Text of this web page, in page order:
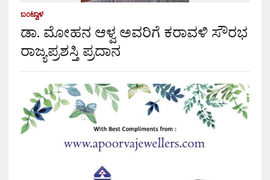
ಬಂಟ್ವಾಳ
ಡಾ. ಮೋಹನ ಆಳ್ವ ಅವರಿಗೆ ಕರಾವಳಿ ಸೌರಭ
ರಾಜ್ಯಪ್ರಶಸ್ತಿ ಪ್ರದಾನ